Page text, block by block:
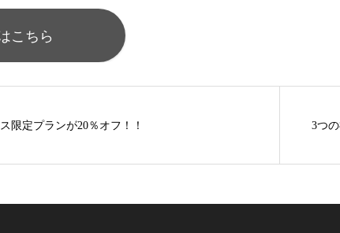
こちら
限定プランが20％オフ！！ 3つ